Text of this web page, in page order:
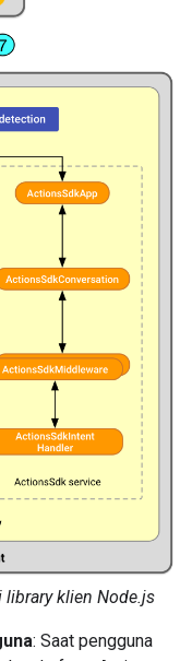
klien Node.js
: Saat pengguna